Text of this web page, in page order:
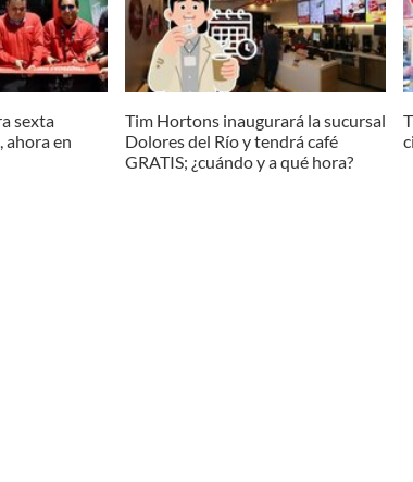
sexta
ahora en
Tim Hortons inaugurará la sucursal
Dolores del Río y tendrá café
GRATIS; ¿cuándo y a qué hora?